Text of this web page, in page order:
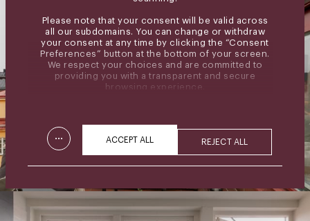
Please note that your consent will be valid across
all our subdomains. You can change or withdraw
your consent at any time by clicking the “Consent
Preferences” button at the bottom of your screen.
We respect your choices and are committed to
providing you with a transparent and secure
browsing experience.
... ACCEPT ALL REJECT ALL